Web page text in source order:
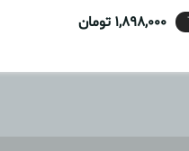
1,898,000 تومان